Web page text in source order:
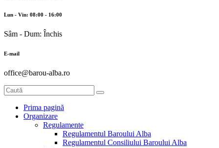
Lun - Vin: 08:00 - 16:00
Sâm - Dum: Închis
E-mail
office@barou-alba.ro
Prima pagină
Organizare
Regulamente
Regulamentul Baroului Alba
Regulamentul Consiliului Baroului Alba